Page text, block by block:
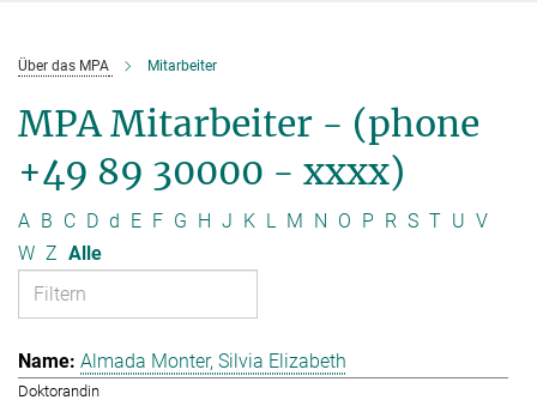
Über das MPA Mitarbeiter
MPA Mitarbeiter - (phone
+49 89 30000 - xxxx)
A B C D d E F G H J K L M N O P R S T U V
W Z Alle
Almada Monter, Silvia Elizabeth
Doktorandin